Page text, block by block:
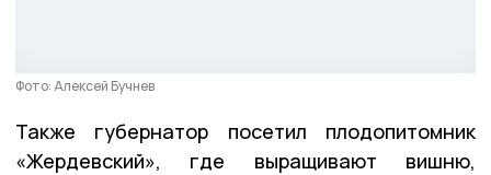
Фото: Алексей Бучнев
Также губернатор посетил плодопитомник
«Жердевский», где выращивают вишню,